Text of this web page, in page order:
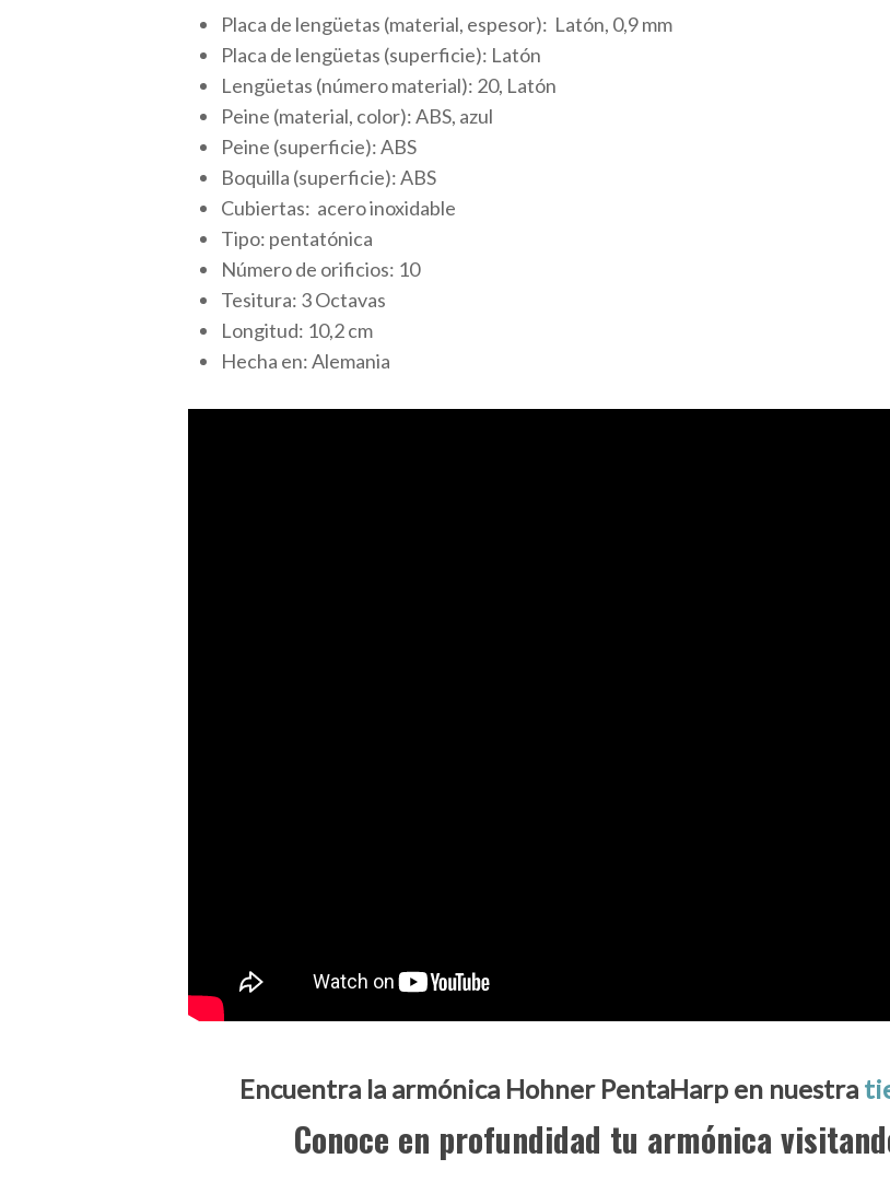
Placa de lengüetas (material, espesor): Latón, 0,9 mm
Placa de lengüetas (superficie): Latón
Lengüetas (número material): 20, Latón
Peine (material, color): ABS, azul
Peine (superficie): ABS
Boquilla (superficie): ABS
Cubiertas: acero inoxidable
Tipo: pentatónica
Número de orificios: 10
Tesitura: 3 Octavas
Longitud: 10,2 cm
Hecha en: Alemania
Encuentra la armónica Hohner PentaHarp en nuestra
Conoce en profundidad tu armónica